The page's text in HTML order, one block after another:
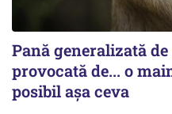
Pană generalizată
provocată de... o
posibil așa ceva